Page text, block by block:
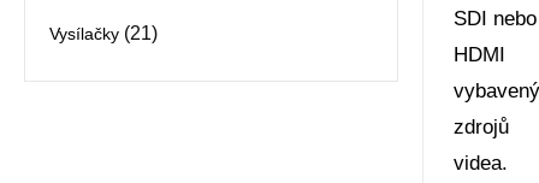
SDI nebo
HDMI
zdrojů
videa.
Vysílačky (21)